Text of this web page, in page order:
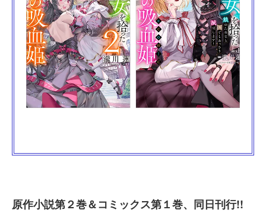
原作小説第２巻＆コミックス第１巻、同日刊行!!